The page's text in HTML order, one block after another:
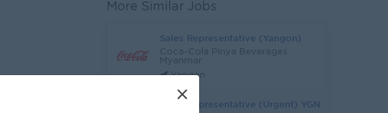
More Similar Jobs
Sales Representative (Yangon)
Coca-Cola Pinya Beverages
Myanmar
Yangon
Sales Representative (Urgent) YGN
×